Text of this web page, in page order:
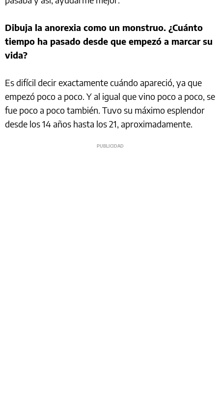
Dibuja la anorexia como un monstruo. ¿Cuánto
tiempo ha pasado desde que empezó a marcar su
vida?
Es difícil decir exactamente cuándo apareció, ya que
empezó poco a poco. Y al igual que vino poco a poco, se
fue poco a poco también. Tuvo su máximo esplendor
desde los 14 años hasta los 21, aproximadamente.